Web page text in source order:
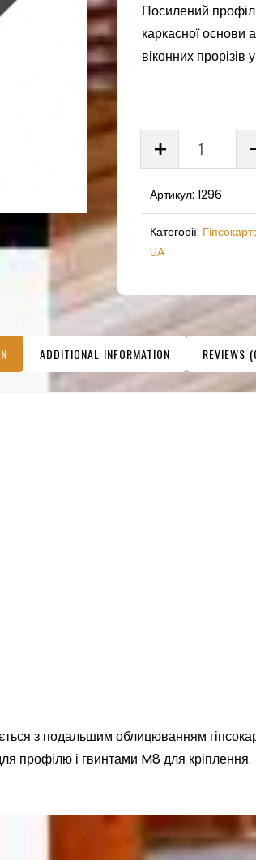
Посилений
каркасної основи
віконних прорізів
3м
Артикул: 1296
Категорії:
UА
ADDITIONAL INFORMATION REVIEWS
з подальшим облицюванням
профілю і гвинтами M8 для кріплення.